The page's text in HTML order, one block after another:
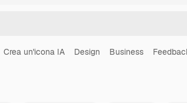
Crea un'icona IA Design Business